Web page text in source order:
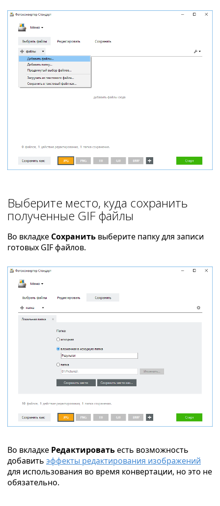
Выберите место, куда сохранить
полученные GIF файлы
Во вкладке Сохранить выберите папку для записи
готовых GIF файлов.
Во вкладке Редактироватьесть возможность
добавить эффекты редактирования изображений
для использования во время конвертации, но это не
обязательно.